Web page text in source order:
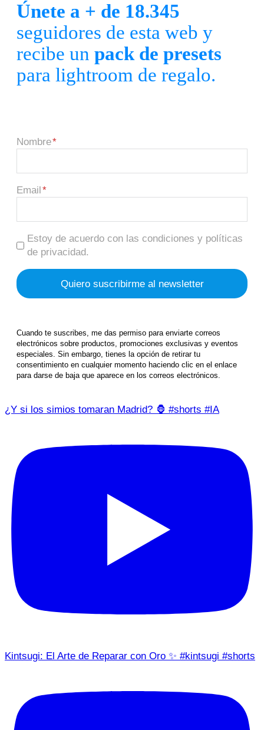
Únete a + de 18.345
seguidores de esta web y
recibe un pack de presets
para lightroom de regalo.
Nombre
Email
Estoy de acuerdo con las condiciones y políticas
de privacidad.
Cuando te suscribes, me das permiso para enviarte correos
electrónicos sobre productos, promociones exclusivas y eventos
especiales. Sin embargo, tienes la opción de retirar tu
consentimiento en cualquier momento haciendo clic en el enlace
para darse de baja que aparece en los correos electrónicos.
¿Y si los simios tomaran Madrid? 🦍 #shorts #IA
Kintsugi: El Arte de Reparar con Oro ✨ #kintsugi #shorts